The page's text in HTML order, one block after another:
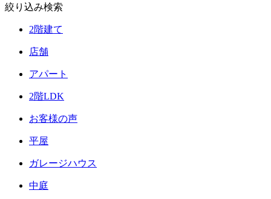
絞り込み検索
2階建て
店舗
アパート
2階LDK
お客様の声
平屋
ガレージハウス
中庭